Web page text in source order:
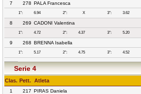
7 278 PALA Francesca
1°: 6.94 2°: X 3°: 3.62
8 269 CADONI Valentina
1°: 4.72 2°: 4.37 3°: 5.20
9 268 BRENNA Isabella
1°: 5.17 2°: 4.75 3°: 4.52
Serie 4
Clas. Pett. Atleta
1 217 PIRAS Daniela